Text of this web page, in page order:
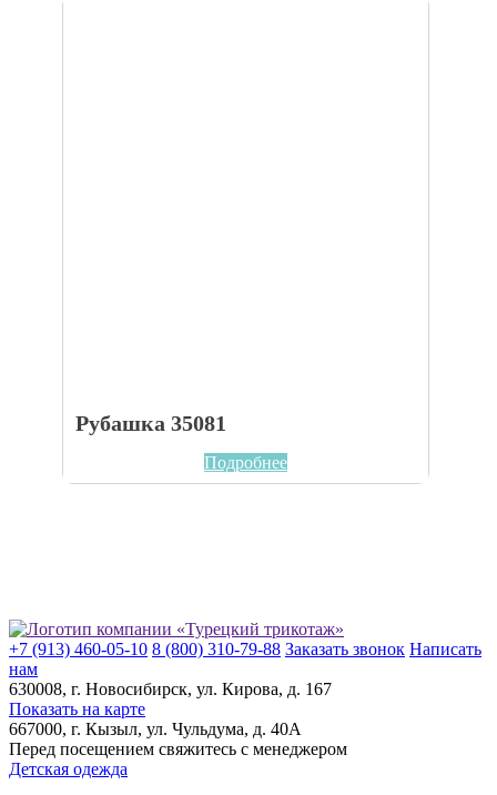
Рубашка 35081
Подробнее
+7 (913) 460-05-10 8 (800) 310-79-88 Заказать звонок Написать
нам
630008, г. Новосибирск, ул. Кирова, д. 167
Показать на карте
667000, г. Кызыл, ул. Чульдума, д. 40А
Перед посещением свяжитесь с менеджером
Детская одежда